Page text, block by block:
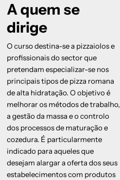
y a gas:
e
de forma
A quem se
dirige
O curso destina-se a pizzaiolos e
profissionais do sector que
pretendam especializar-se nos
principais tipos de pizza romana
de alta hidratação. O objetivo é
melhorar os métodos de trabalho,
a gestão da massa e o controlo
dos processos de maturação e
cozedura. É particularmente
indicado para aqueles que
desejam alargar a oferta dos seus
estabelecimentos com produtos